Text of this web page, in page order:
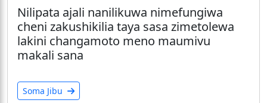
Nilipata ajali nanilikuwa nimefungiwa
cheni zakushikilia taya sasa zimetolewa
lakini changamoto meno maumivu
makali sana
Soma Jibu